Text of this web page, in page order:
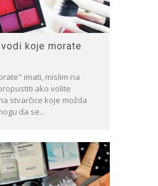
koje morate
imati, mislim na
ako volite
stvarčice koje možda
da se...